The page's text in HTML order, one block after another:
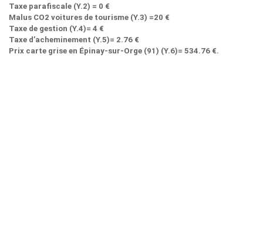
Taxe parafiscale (Y.2) = 0 €
Malus CO2 voitures de tourisme (Y.3) =20 €
Taxe de gestion (Y.4)= 4 €
Taxe d’acheminement (Y.5)= 2.76 €
Prix carte grise en Épinay-sur-Orge (91) (Y.6)= 534.76 €.